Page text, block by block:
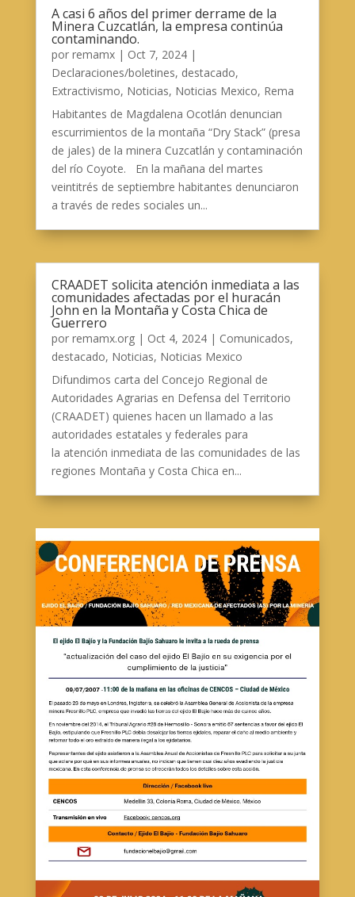
A casi 6 años del primer derrame de la
Minera Cuzcatlán, la empresa continúa
contaminando.
por remamx| Oct 7, 2024|
Declaraciones/boletines, destacado,
Extractivismo, Noticias, Noticias Mexico, Rema
Habitantes de Magdalena Ocotlán denuncian
escurrimientos de la montaña “Dry Stack” (presa
de jales) de la minera Cuzcatlán y contaminación
del río Coyote. En la mañana del martes
veintitrés de septiembre habitantes denunciaron
a través de redes sociales un...
CRAADET solicita atención inmediata a las
comunidades afectadas por el huracán
John en la Montaña y Costa Chica de
Guerrero
por remamx.org| Oct 4, 2024| Comunicados,
destacado, Noticias, Noticias Mexico
Difundimos carta del Concejo Regional de
Autoridades Agrarias en Defensa del Territorio
(CRAADET) quienes hacen un llamado a las
autoridades estatales y federales para
la atención inmediata de las comunidades de las
regiones Montaña y Costa Chica en...